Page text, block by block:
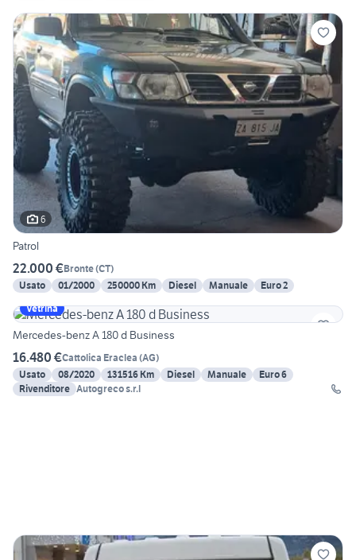
6
Patrol
22.000 €Bronte(CT)
Usato
01/2000 250000 Km Diesel Manuale
Euro 2
Vetrina
Mercedes-benz A 180 d Business
16.480 €Cattolica Eraclea (AG)
Usato
08/2020 131516 Km Diesel Manuale
Euro 6
Rivenditore Autogreco s.r.l